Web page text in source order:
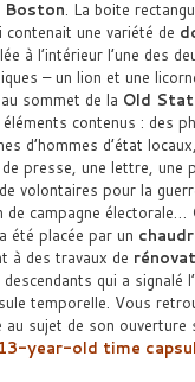
Boston. La boite
contenait une variété de
à l’intérieur l’une des
– un lion et une
sommet de la Old
éléments contenus : des
d’hommes d’état
presse, une lettre, une
volontaires pour la
de campagne électorale…
a été placée par un
à des travaux de
qui a signalé
temporelle. Vous
au sujet de son ouverture
year-old time